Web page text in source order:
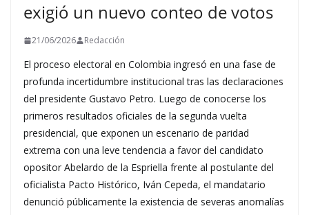
exigió un nuevo conteo de votos
21/06/2026 Redacción
El proceso electoral en Colombia ingresó en una fase de
profunda incertidumbre institucional tras las declaraciones
del presidente Gustavo Petro. Luego de conocerse los
primeros resultados oficiales de la segunda vuelta
presidencial, que exponen un escenario de paridad
extrema con una leve tendencia a favor del candidato
opositor Abelardo de la Espriella frente al postulante del
oficialista Pacto Histórico, Iván Cepeda, el mandatario
denunció públicamente la existencia de severas anomalías